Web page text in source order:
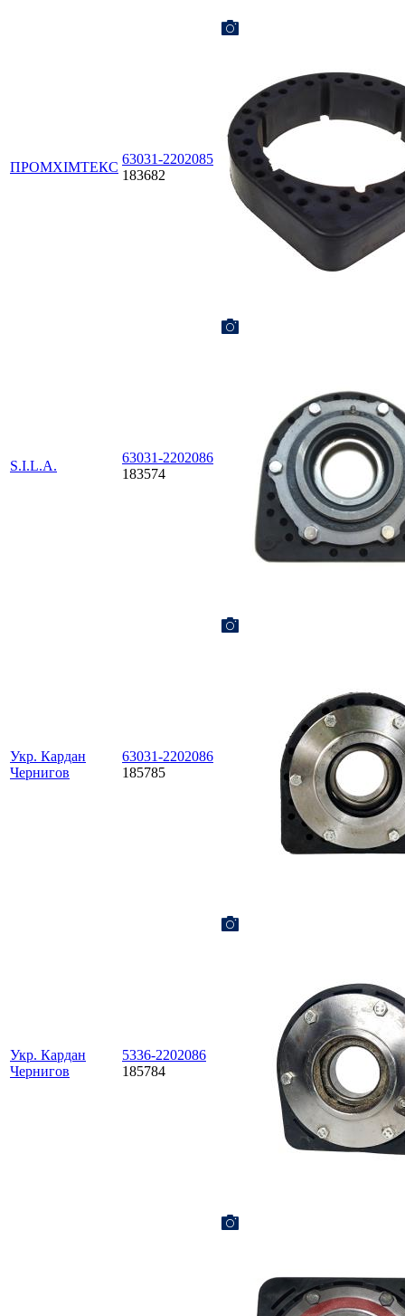
ПРОМХІМТЕКС
63031-2202085
183682
S.I.L.A.
63031-2202086
183574
Укр. Кардан
Чернигов
63031-2202086
185785
Укр. Кардан
Чернигов
5336-2202086
185784